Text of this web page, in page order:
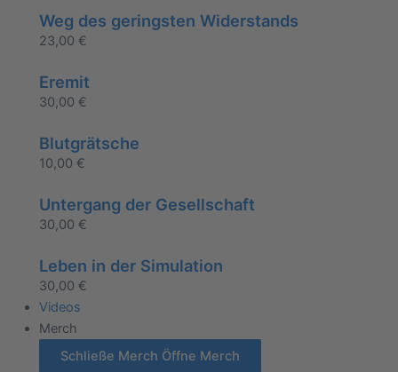
Weg des geringsten Widerstands
23,00 €
Eremit
30,00 €
Blutgrätsche
10,00 €
Untergang der Gesellschaft
30,00 €
Leben in der Simulation
30,00 €
Videos
Merch
Schließe Merch Öffne Merch